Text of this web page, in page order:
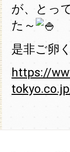
が、とっ
た～
是非ご卵
https://